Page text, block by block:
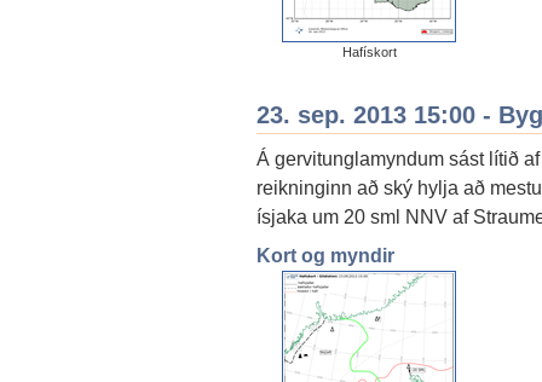
Hafískort
23. sep. 2013 15:00 -
Á gervitunglamyndum sást lítið
reikninginn að ský hylja að
ísjaka um 20 sml NNV af
Kort og myndir